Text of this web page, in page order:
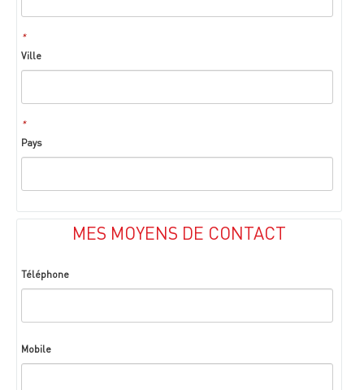
*
Ville
*
Pays
MES MOYENS DE CONTACT
Téléphone
Mobile